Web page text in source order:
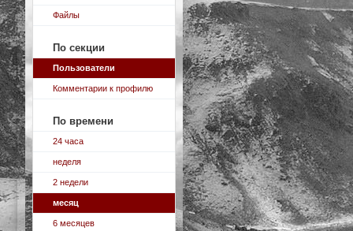
Файлы
По секции
Пользователи
Комментарии к профилю
По времени
24 часа
неделя
2 недели
месяц
6 месяцев